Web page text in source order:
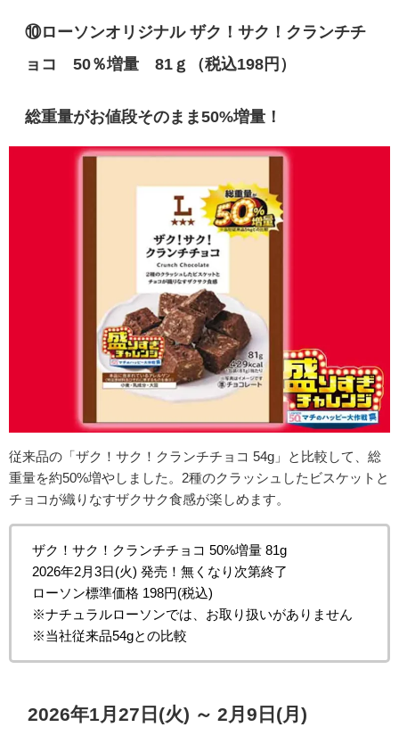
⑩ローソンオリジナル ザク！サク！クランチチ
ョコ 50％増量 81ｇ（税込198円）
総重量がお値段そのまま50%増量！
従来品の「ザク！サク！クランチチョコ 54g」と比較して、総
重量を約50%増やしました。2種のクラッシュしたビスケットと
チョコが織りなすザクサク食感が楽しめます。
ザク！サク！クランチチョコ 50%増量 81g
2026年2月3日(火) 発売！無くなり次第終了
ローソン標準価格 198円(税込)
※ナチュラルローソンでは、お取り扱いがありません
※当社従来品54gとの比較
2026年1月27日(火) ～ 2月9日(月)